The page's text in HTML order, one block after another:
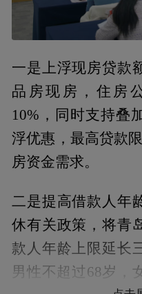
一是上浮现房贷款
品房现房，住房
10%，同时支持叠
浮优惠，最高贷款
房资金需求。
二是提高借款人年
休有关政策，将青
款人年龄上限延长
男性不超过68岁，